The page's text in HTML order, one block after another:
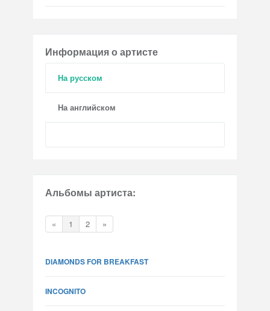
Информация о артисте
На русском
На английском
Альбомы артиста:
« 1 2 »
DIAMONDS FOR BREAKFAST
INCOGNITO